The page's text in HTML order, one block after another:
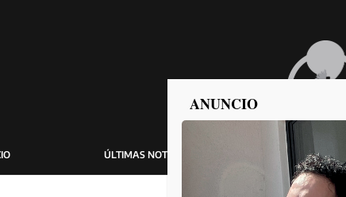
ÚLTIMAS NOTICIAS POLÍTICA
ANUNCIO